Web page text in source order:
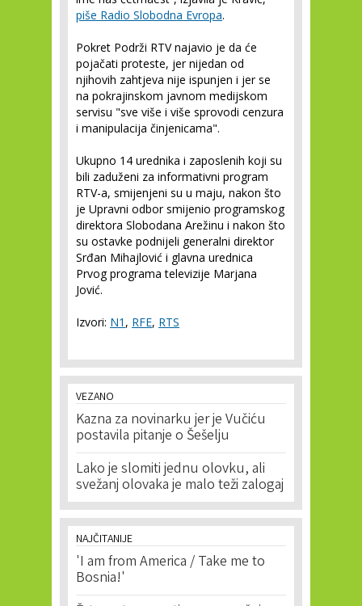
piše Radio Slobodna Evropa.
Pokret Podrži RTV najavio je da će
pojačati proteste, jer nijedan od
njihovih zahtjeva nije ispunjen i jer se
na pokrajinskom javnom medijskom
servisu "sve više i više sprovodi cenzura
i manipulacija činjenicama".
Ukupno 14 urednika i zaposlenih koji su
bili zaduženi za informativni program
RTV-a, smijenjeni su u maju, nakon što
je Upravni odbor smijenio programskog
direktora Slobodana Arežinu i nakon što
su ostavke podnijeli generalni direktor
Srđan Mihajlović i glavna urednica
Prvog programa televizije Marjana
Jović.
Izvori: N1 , RFE, RTS
VEZANO
Kazna za novinarku jer je Vučiću
postavila pitanje o Šešelju
Lako je slomiti jednu olovku, ali
svežanj olovaka je malo teži zalogaj
NAJČITANIJE
'I am from America / Take me to
Bosnia!'